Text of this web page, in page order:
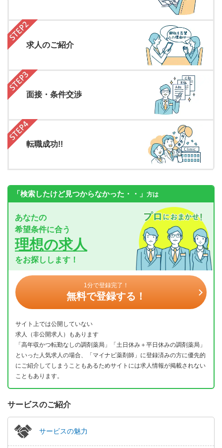
求人のご紹介
面接・条件交渉
転職成功!!
「検索したけど見つからなかった・・」 方は
あなたの
希望条件に合う
理想の求人
をお探しします！
1分で登録完了！
無料で登録する！
サイト上では公開していない
求人（非公開求人）もあります
「高年収かつ転勤なしの調剤薬局」「土日休み＋平日休みの調剤薬局」
といった人気求人の場合、「マイナビ薬剤師」に登録済みの方に優先的
にご紹介してしまうこともあるためサイトには求人情報が掲載されない
こともあります。
サービスのご紹介
サービスの魅力